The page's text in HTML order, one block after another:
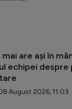
are ași în
echipei despre
August 2026, 11:03